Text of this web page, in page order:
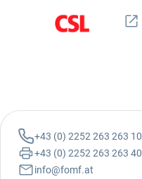
+43 (0) 2252 263 263 10
+43 (0) 2252 263 263 40
info@fomf.at